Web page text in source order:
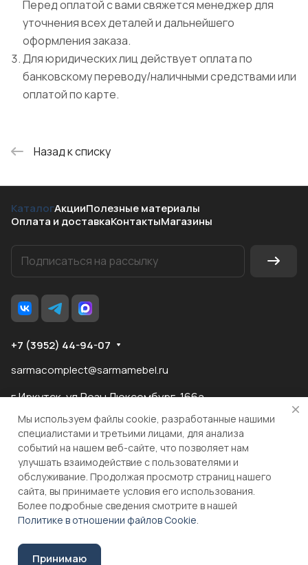
Перед оплатой с вами свяжется менеджер для
уточнения всех деталей и дальнейшего
оформления заказа.
Для юридических лиц действует оплата по
банковскому переводу/наличными средствами или
оплатой по карте.
Назад к списку
КаталогАкцииПолезные материалы
Оплата и доставкаКонтактыМагазины
+7 (3952) 44-94-07
sarmacomplect@sarmamebel.ru
г.Иркутск, ул.Розы Люксембург, 166а
разработка
и продвижение сайта
© 2026 ООО "МКС" ИНН 3810055324 ОГРН 1083810004860
Мы используем файлы cookie, разработанные нашими
специалистами и третьими лицами, для анализа
событий на нашем веб-сайте, что позволяет нам
улучшать взаимодействие с пользователями и
обслуживание. Продолжая просмотр страниц нашего
сайта, вы принимаете условия его использования.
Более подробные сведения смотрите в нашей
Политике в отношении файлов Cookie.
Принимаю